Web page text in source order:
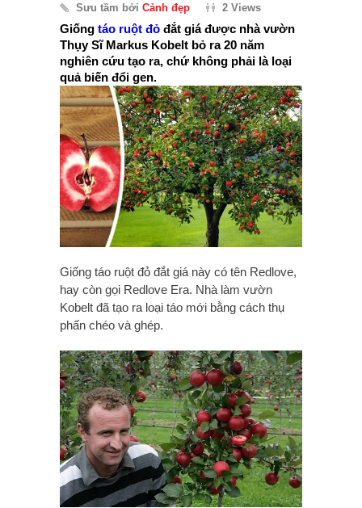
Sưu tầm bởi Cảnh đẹp 2 Views
Giống táo ruột đỏ đắt giá được nhà vườn
Thụy Sĩ Markus Kobelt bỏ ra 20 năm
nghiên cứu tạo ra, chứ không phải là loại
quả biến đổi gen.
Giống táo ruột đỏ đắt giá này có tên Redlove,
hay còn gọi Redlove Era. Nhà làm vườn
Kobelt đã tạo ra loại táo mới bằng cách thụ
phấn chéo và ghép.